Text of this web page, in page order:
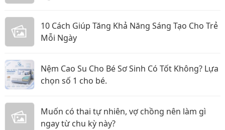
10 Cách Giúp Tăng Khả Năng Sáng Tạo Cho Trẻ
Mỗi Ngày
Nệm Cao Su Cho Bé Sơ Sinh Có Tốt Không? Lựa
chọn số 1 cho bé.
Muốn có thai tự nhiên, vợ chồng nên làm gì
ngay từ chu kỳ này?